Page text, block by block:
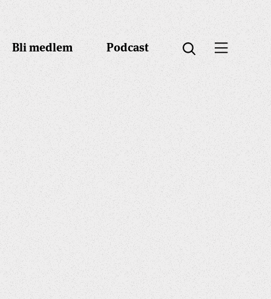
Bli medlem Podcast Öppna sök
Öppna menyn